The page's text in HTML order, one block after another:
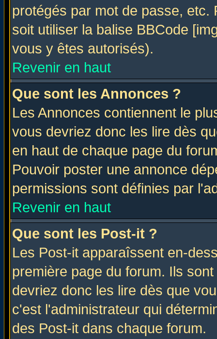
protégés par mot de passe,
soit utiliser la balise BBCode
vous y êtes autorisés).
Revenir en haut
Que sont les Annonces ?
Les Annonces contiennent le
vous devriez donc les lire dès
en haut de chaque page du
Pouvoir poster une annonce
permissions sont définies par
Revenir en haut
Que sont les Post-it ?
Les Post-it apparaîssent en-
première page du forum. Ils
devriez donc les lire dès que
c'est l'administrateur qui
des Post-it dans chaque forum.